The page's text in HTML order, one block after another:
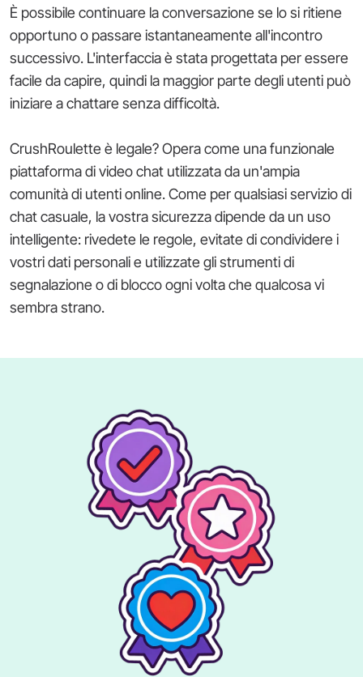
È possibile continuare la conversazione se lo si ritiene
opportuno o passare istantaneamente all'incontro
successivo. L'interfaccia è stata progettata per essere
facile da capire, quindi la maggior parte degli utenti può
iniziare a chattare senza difficoltà.
CrushRoulette è legale? Opera come una funzionale
piattaforma di video chat utilizzata da un'ampia
comunità di utenti online. Come per qualsiasi servizio di
chat casuale, la vostra sicurezza dipende da un uso
intelligente: rivedete le regole, evitate di condividere i
vostri dati personali e utilizzate gli strumenti di
segnalazione o di blocco ogni volta che qualcosa vi
sembra strano.